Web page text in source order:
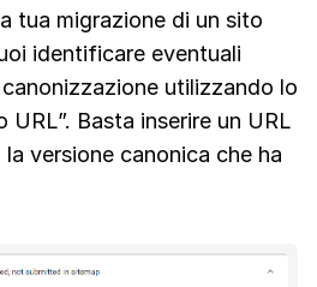
tua migrazione di un sito
identificare eventuali
utilizzando lo
Basta inserire un URL
versione canonica che ha